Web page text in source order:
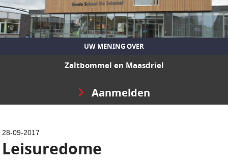
UW MENING OVER
Zaltbommel en Maasdriel
Aanmelden
28-09-2017
Leisuredome